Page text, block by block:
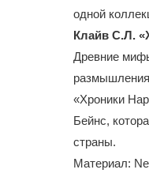
одной
Клайв С.Л.
Древние
размышления
«Хроники
Бейнс,
страны.
Материал: